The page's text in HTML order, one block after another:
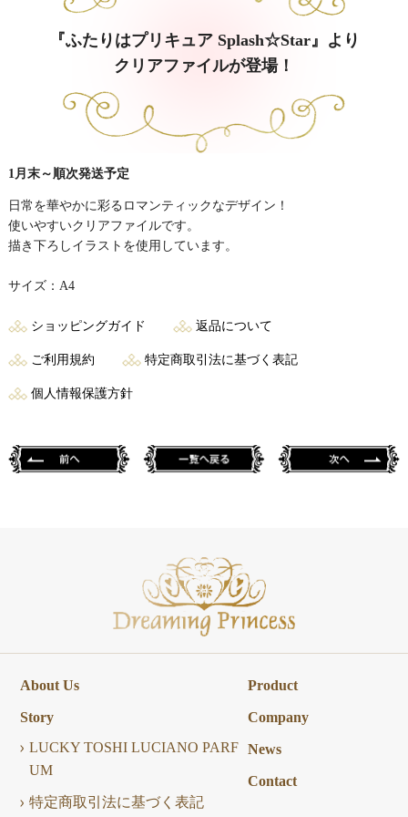
『ふたりはプリキュア Splash☆Star』より
クリアファイルが登場！
1月末～順次発送予定
日常を華やかに彩るロマンティックなデザイン！
使いやすいクリアファイルです。
描き下ろしイラストを使用しています。
サイズ：A4
ショッピングガイド 返品について
ご利用規約 特定商取引法に基づく表記
個人情報保護方針
About Us
Story
LUCKY TOSHI LUCIANO PARF
UM
特定商取引法に基づく表記
Product
Company
News
Contact